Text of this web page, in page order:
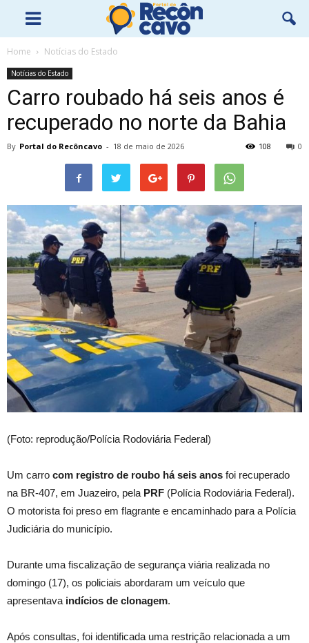
Home Notícias do Estado
Notícias do Estado
Carro roubado há seis anos é
recuperado no norte da Bahia
By Portal do Recôncavo - 18 de maio de 2026 0
108
(Foto: reprodução/Polícia Rodoviária Federal)
Um carro com registro de roubo há seis anos foi recuperado
na BR-407, em Juazeiro, pela PRF (Polícia Rodoviária Federal).
O motorista foi preso em flagrante e encaminhado para a Polícia
Judiciária do município.
Durante uma fiscalização de segurança viária realizada no
domingo (17), os policiais abordaram um veículo que
apresentava indícios de clonagem.
Após consultas, foi identificada uma restrição relacionada a um